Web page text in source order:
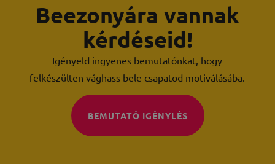
Beezonyára vannak
kérdéseid!
Igényeld ingyenes bemutatónkat, hogy
felkészülten vághass bele csapatod motiválásába.
BEMUTATÓ IGÉNYLÉS